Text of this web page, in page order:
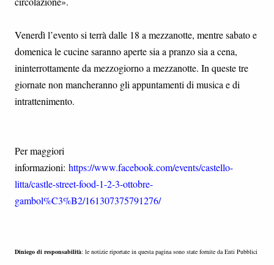
Venerdì l’evento si terrà dalle 18 a mezzanotte, mentre sabato e
domenica le cucine saranno aperte sia a pranzo sia a cena,
ininterrottamente da mezzogiorno a mezzanotte. In queste tre
giornate non mancheranno gli appuntamenti di musica e di
intrattenimento.
Per maggiori
informazioni: https://www.facebook.com/events/castello-
litta/castle-street-food-1-2-3-ottobre-
gambol%C3%B2/161307375791276/
Diniego di responsabilità: le notizie riportate in questa pagina sono state fornite da Enti Pubblici